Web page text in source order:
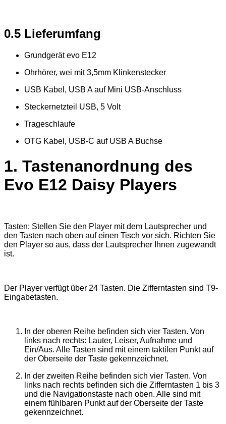
0.5 Lieferumfang
Grundgerät evo E12
Ohrhörer, wei mit 3,5mm Klinkenstecker
USB Kabel, USB A auf Mini USB-Anschluss
Steckernetzteil USB, 5 Volt
Trageschlaufe
OTG Kabel, USB-C auf USB A Buchse
1. Tastenanordnung des
Evo E12 Daisy Players
Tasten: Stellen Sie den Player mit dem Lautsprecher und
den Tasten nach oben auf einen Tisch vor sich. Richten Sie
den Player so aus, dass der Lautsprecher Ihnen zugewandt
ist.
Der Player verfügt über 24 Tasten. Die Zifferntasten sind T9-
Eingabetasten.
In der oberen Reihe befinden sich vier Tasten. Von
links nach rechts: Lauter, Leiser, Aufnahme und
Ein/Aus. Alle Tasten sind mit einem taktilen Punkt auf
der Oberseite der Taste gekennzeichnet.
In der zweiten Reihe befinden sich vier Tasten. Von
links nach rechts befinden sich die Zifferntasten 1 bis 3
und die Navigationstaste nach oben. Alle sind mit
einem fühlbaren Punkt auf der Oberseite der Taste
gekennzeichnet.